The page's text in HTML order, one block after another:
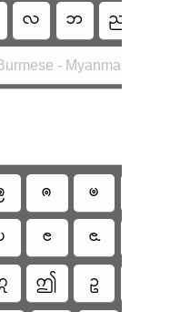
လ ဘ ည
- Myanmar3 (SIL)
ၐ ၑ
ၔ ၕ
ဤ ဥ